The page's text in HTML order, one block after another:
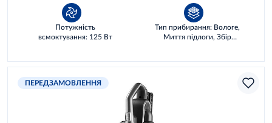
Потужність
всмоктування: 125 Вт
Тип прибирання: Вологе,
Миття підлоги, Збір
ПЕРЕДЗАМОВЛЕННЯ